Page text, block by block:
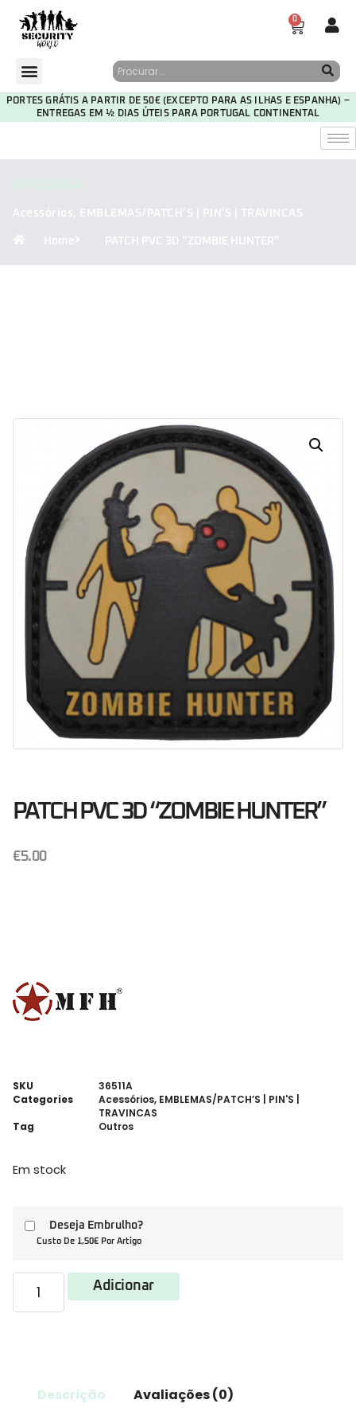
0
PORTES GRÁTIS A PARTIR DE 50€ (EXCEPTO PARA AS ILHAS E ESPANHA) –
ENTREGAS EM ½ DIAS ÚTEIS PARA PORTUGAL CONTINENTAL
Acessórios, EMBLEMAS/PATCH’S | PIN'S | TRAVINCAS
Home PATCH PVC 3D “ZOMBIE HUNTER”
PATCH PVC 3D “ZOMBIE HUNTER”
€5.00
SKU
36511A
Categories
Acessórios, EMBLEMAS/PATCH’S | PIN'S |
TRAVINCAS
Tag
Outros
Em stock
Deseja Embrulho?
Custo De 1,50€ Por Artigo
Adicionar
Descrição Avaliações (0)